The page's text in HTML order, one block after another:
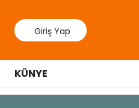
Giriş Yap
KÜNYE